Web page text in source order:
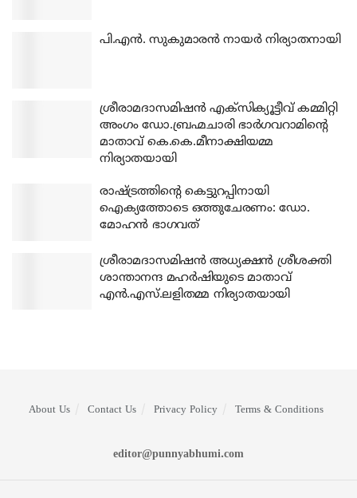
പി.എന്‍. സുകുമാരന്‍ നായര്‍ നിര്യാതനായി
ശ്രീരാമദാസമിഷന്‍ എക്‌സിക്യൂട്ടീവ് കമ്മിറ്റി
അംഗം ഡോ.ബ്രഹ്മചാരി ഭാര്‍ഗവറാമിന്റെ
മാതാവ് കെ.കെ.മീനാക്ഷിയമ്മ
നിര്യാതയായി
രാഷ്ട്രത്തിന്റെ കെട്ടുറപ്പിനായി
ഐക്യത്തോടെ ഒത്തുചേരണം: ഡോ.
മോഹന്‍ ഭാഗവത്
ശ്രീരാമദാസമിഷന്‍ അധ്യക്ഷന്‍ ശ്രീശക്തി
ശാന്താനന്ദ മഹര്‍ഷിയുടെ മാതാവ്
എന്‍.എസ്.ലളിതമ്മ നിര്യാതയായി
About Us Contact Us Privacy Policy Terms & Conditions
editor@punnyabhumi.com